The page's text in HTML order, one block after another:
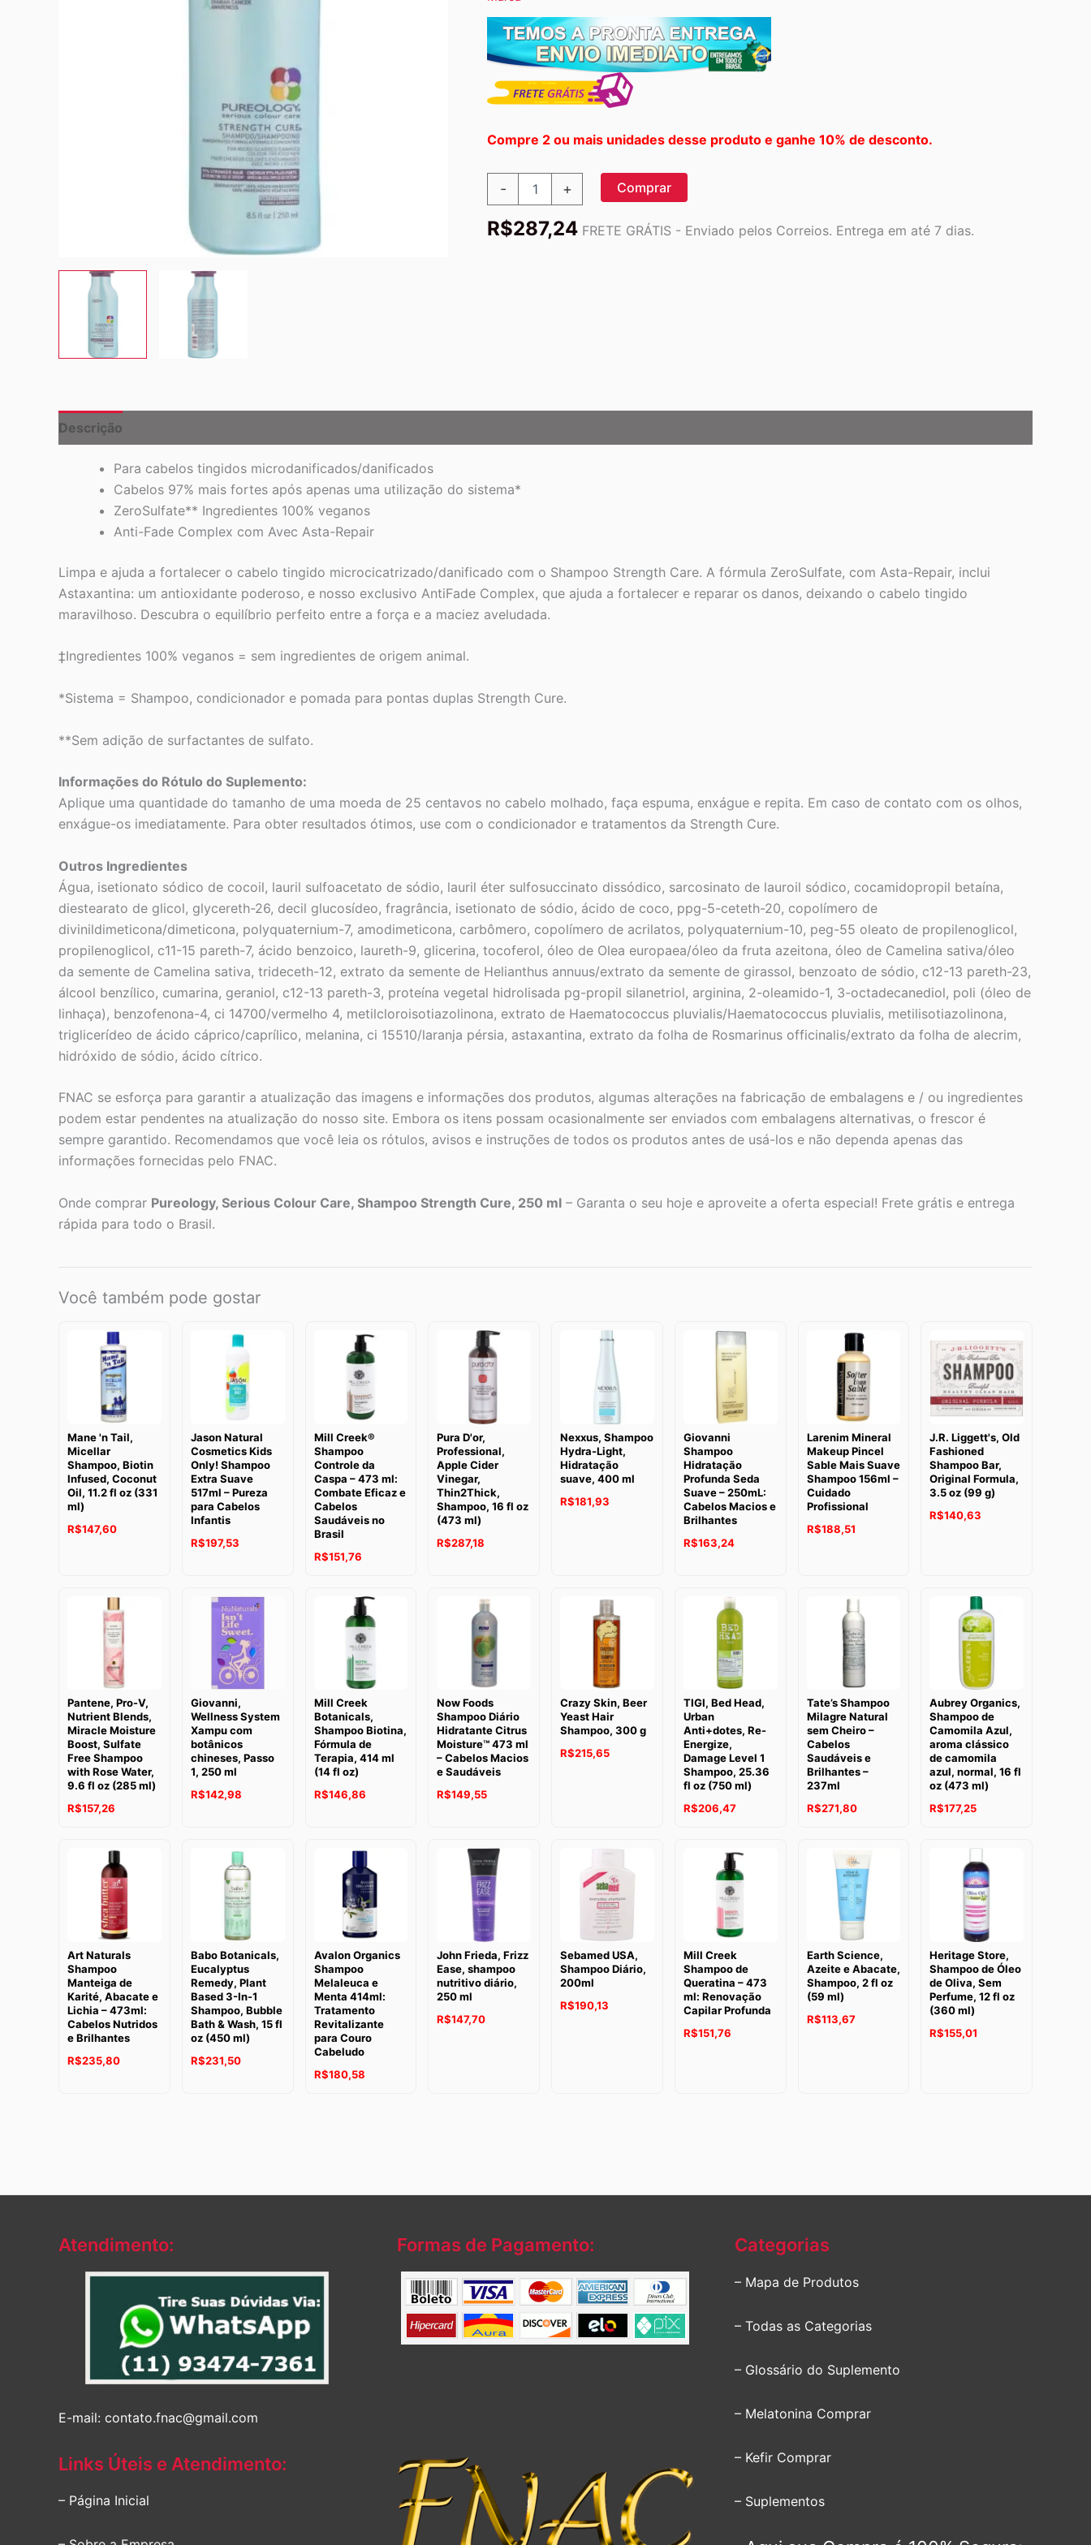
Compre 2 ou mais unidades desse produto e ganhe 10% de desconto.
-
Care,
+ Comprar
R$287,24 FRETE GRÁTIS - Enviado pelos Correios. Entrega em até 7 dias.
Descrição
Para cabelos tingidos microdanificados/danificados
Cabelos 97% mais fortes após apenas uma utilização do sistema*
ZeroSulfate** Ingredientes 100% veganos
Anti-Fade Complex com Avec Asta-Repair
Limpa e ajuda a fortalecer o cabelo tingido microcicatrizado/danificado com o Shampoo Strength Care. A fórmula ZeroSulfate, com Asta-Repair, inclui
Astaxantina: um antioxidante poderoso, e nosso exclusivo AntiFade Complex, que ajuda a fortalecer e reparar os danos, deixando o cabelo tingido
maravilhoso. Descubra o equilíbrio perfeito entre a força e a maciez aveludada.
‡Ingredientes 100% veganos = sem ingredientes de origem animal.
*Sistema = Shampoo, condicionador e pomada para pontas duplas Strength Cure.
**Sem adição de surfactantes de sulfato.
Informações do Rótulo do Suplemento:
Aplique uma quantidade do tamanho de uma moeda de 25 centavos no cabelo molhado, faça espuma, enxágue e repita. Em caso de contato com os olhos,
enxágue-os imediatamente. Para obter resultados ótimos, use com o condicionador e tratamentos da Strength Cure.
Outros Ingredientes
Água, isetionato sódico de cocoil, lauril sulfoacetato de sódio, lauril éter sulfosuccinato dissódico, sarcosinato de lauroil sódico, cocamidopropil betaína,
diestearato de glicol, glycereth-26, decil glucosídeo, fragrância, isetionato de sódio, ácido de coco, ppg-5-ceteth-20, copolímero de
divinildimeticona/dimeticona, polyquaternium-7, amodimeticona, carbômero, copolímero de acrilatos, polyquaternium-10, peg-55 oleato de propilenoglicol,
propilenoglicol, c11-15 pareth-7, ácido benzoico, laureth-9, glicerina, tocoferol, óleo de Olea europaea/óleo da fruta azeitona, óleo de Camelina sativa/óleo
da semente de Camelina sativa, trideceth-12, extrato da semente de Helianthus annuus/extrato da semente de girassol, benzoato de sódio, c12-13 pareth-23,
álcool benzílico, cumarina, geraniol, c12-13 pareth-3, proteína vegetal hidrolisada pg-propil silanetriol, arginina, 2-oleamido-1, 3-octadecanediol, poli (óleo de
linhaça), benzofenona-4, ci 14700/vermelho 4, metilcloroisotiazolinona, extrato de Haematococcus pluvialis/Haematococcus pluvialis, metilisotiazolinona,
triglicerídeo de ácido cáprico/caprílico, melanina, ci 15510/laranja pérsia, astaxantina, extrato da folha de Rosmarinus officinalis/extrato da folha de alecrim,
hidróxido de sódio, ácido cítrico.
FNAC se esforça para garantir a atualização das imagens e informações dos produtos, algumas alterações na fabricação de embalagens e / ou ingredientes
podem estar pendentes na atualização do nosso site. Embora os itens possam ocasionalmente ser enviados com embalagens alternativas, o frescor é
sempre garantido. Recomendamos que você leia os rótulos, avisos e instruções de todos os produtos antes de usá-los e não dependa apenas das
informações fornecidas pelo FNAC.
Onde comprar Pureology, Serious Colour Care, Shampoo Strength Cure, 250 ml – Garanta o seu hoje e aproveite a oferta especial! Frete grátis e entrega
rápida para todo o Brasil.
Você também pode gostar
Mane 'n Tail,
Micellar
Shampoo, Biotin
Infused, Coconut
Oil, 11.2 fl oz (331
ml)
R$147,60
Jason Natural
Cosmetics Kids
Only! Shampoo
Extra Suave
517ml – Pureza
para Cabelos
Infantis
R$197,53
Mill Creek®
Shampoo
Controle da
Caspa – 473 ml:
Combate Eficaz e
Cabelos
Saudáveis no
Brasil
R$151,76
Pura D'or,
Professional,
Apple Cider
Vinegar,
Thin2Thick,
Shampoo, 16 fl oz
(473 ml)
R$287,18
Nexxus, Shampoo
Hydra-Light,
Hidratação
suave, 400 ml
R$181,93
Giovanni
Shampoo
Hidratação
Profunda Seda
Suave – 250mL:
Cabelos Macios e
Brilhantes
R$163,24
Larenim Mineral
Makeup Pincel
Sable Mais Suave
Shampoo 156ml –
Cuidado
Profissional
R$188,51
J.R. Liggett's, Old
Fashioned
Shampoo Bar,
Original Formula,
3.5 oz (99 g)
R$140,63
Pantene, Pro-V,
Nutrient Blends,
Miracle Moisture
Boost, Sulfate
Free Shampoo
with Rose Water,
9.6 fl oz (285 ml)
R$157,26
Giovanni,
Wellness System
Xampu com
botânicos
chineses, Passo
1, 250 ml
R$142,98
Mill Creek
Botanicals,
Shampoo Biotina,
Fórmula de
Terapia, 414 ml
(14 fl oz)
R$146,86
Now Foods
Shampoo Diário
Hidratante Citrus
Moisture™ 473 ml
– Cabelos Macios
e Saudáveis
R$149,55
Crazy Skin, Beer
Yeast Hair
Shampoo, 300 g
R$215,65
TIGI, Bed Head,
Urban
Anti+dotes, Re-
Energize,
Damage Level 1
Shampoo, 25.36
fl oz (750 ml)
R$206,47
Tate’s Shampoo
Milagre Natural
sem Cheiro –
Cabelos
Saudáveis e
Brilhantes –
237ml
R$271,80
Aubrey Organics,
Shampoo de
Camomila Azul,
aroma clássico
de camomila
azul, normal, 16 fl
oz (473 ml)
R$177,25
Art Naturals
Shampoo
Manteiga de
Karité, Abacate e
Lichia – 473ml:
Cabelos Nutridos
e Brilhantes
R$235,80
Babo Botanicals,
Eucalyptus
Remedy, Plant
Based 3-In-1
Shampoo, Bubble
Bath & Wash, 15 fl
oz (450 ml)
R$231,50
Avalon Organics
Shampoo
Melaleuca e
Menta 414ml:
Tratamento
Revitalizante
para Couro
Cabeludo
R$180,58
John Frieda, Frizz
Ease, shampoo
nutritivo diário,
250 ml
R$147,70
Sebamed USA,
Shampoo Diário,
200ml
R$190,13
Mill Creek
Shampoo de
Queratina – 473
ml: Renovação
Capilar Profunda
R$151,76
Earth Science,
Azeite e Abacate,
Shampoo, 2 fl oz
(59 ml)
R$113,67
Heritage Store,
Shampoo de Óleo
de Oliva, Sem
Perfume, 12 fl oz
(360 ml)
R$155,01
Atendimento:
E-mail: contato.fnac@gmail.com
Links Úteis e Atendimento:
– Página Inicial
Formas de Pagamento: Categorias
– Mapa de Produtos
– Todas as Categorias
– Glossário do Suplemento
– Melatonina Comprar
– Kefir Comprar
– Suplementos